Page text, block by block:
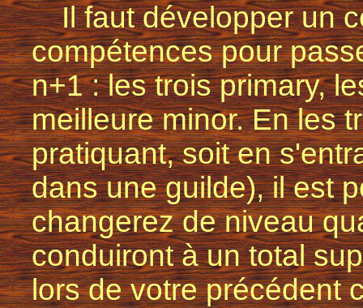
Il faut développer un
compétences pour
n+1 : les trois primary,
meilleure minor. En les
pratiquant, soit en
dans une guilde), il est
changerez de niveau
conduiront à un total
lors de votre précédent